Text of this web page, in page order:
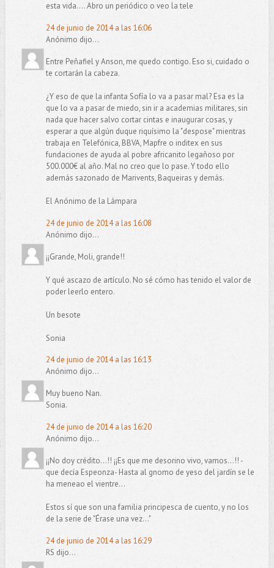
esta vida.... Abro un periódico o veo la tele
24 de junio de 2014 a las 16:06
Anónimo dijo...
Entre Peñafiel y Anson, me quedo contigo. Eso si, cuidado o
te cortarán la cabeza.
¿Y eso de que la infanta Sofía lo va a pasar mal? Esa es la
que lo va a pasar de miedo, sin ir a academias militares, sin
nada que hacer salvo cortar cintas e inaugurar cosas, y
esperar a que algún duque riquísimo la "despose" mientras
trabaja en Telefónica, BBVA, Mapfre o inditex en sus
fundaciones de ayuda al pobre africanito legañoso por
500.000€ al año. Mal no creo que lo pase. Y todo ello
además sazonado de Marivents, Baqueiras y demás.
El Anónimo de la Lámpara
24 de junio de 2014 a las 16:08
Anónimo dijo...
¡¡Grande, Moli, grande!!
Y qué ascazo de artículo. No sé cómo has tenido el valor de
poder leerlo entero.
Un besote
Sonia
24 de junio de 2014 a las 16:13
Anónimo dijo...
Muy bueno Nan.
Sonia.
24 de junio de 2014 a las 16:20
Anónimo dijo...
¡¡No doy crédito...!! ¡¡Es que me desorino vivo, vamos...!! -
que decía Espeonza- Hasta al gnomo de yeso del jardín se le
ha meneao el vientre...
Estos sí que son una familia principesca de cuento, y no los
de la serie de "Érase una vez..."
24 de junio de 2014 a las 16:29
RS dijo...